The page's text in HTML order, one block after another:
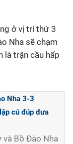
ở vị trí thứ 3
Nha sẽ chạm
là trận cầu hấp
Nha 3-3
cú đúp đưa
và Bồ Đào Nha